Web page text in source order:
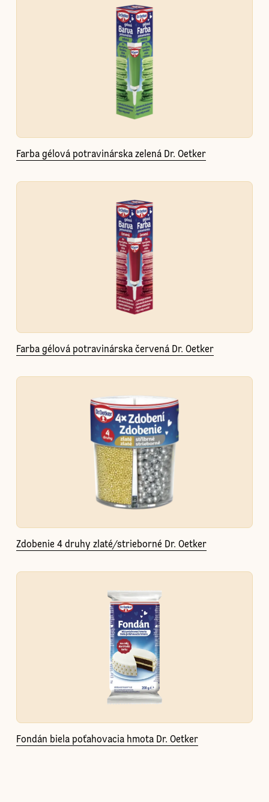
Farba gélová potravinárska zelená Dr. Oetker
Farba gélová potravinárska červená Dr. Oetker
Zdobenie 4 druhy zlaté/strieborné Dr. Oetker
Fondán biela poťahovacia hmota Dr. Oetker